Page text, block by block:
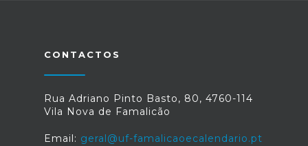
CONTACTOS
Rua Adriano Pinto Basto, 80, 4760-114
Vila Nova de Famalicão
Email: geral@uf-famalicaoecalendario.pt